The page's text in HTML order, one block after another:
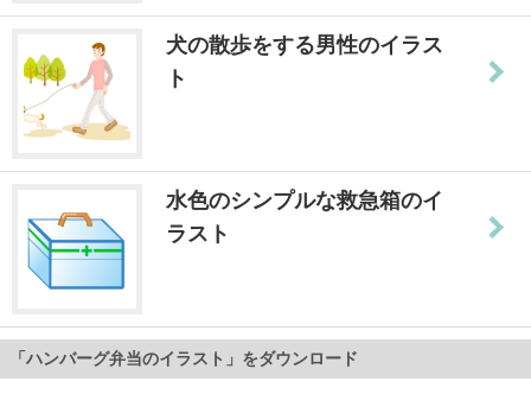
犬の散歩をする男性のイラス
ト
水色のシンプルな救急箱のイ
ラスト
「ハンバーグ弁当のイラスト」をダウンロード